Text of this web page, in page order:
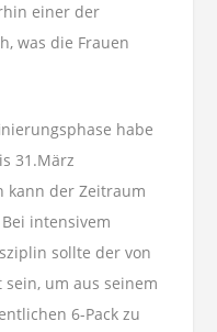
einer der
was die Frauen
habe
31.März
kann der Zeitraum
intensivem
sollte der von
um aus seinem
6-Pack zu